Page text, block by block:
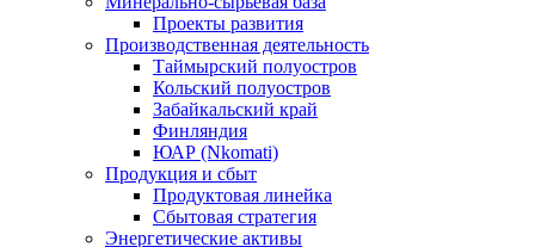
Проекты развития
Производственная деятельность
Таймырский полуостров
Кольский полуостров
Забайкальский край
Финляндия
ЮАР (Nkomati)
Продукция и сбыт
Продуктовая линейка
Сбытовая стратегия
Энергетические активы